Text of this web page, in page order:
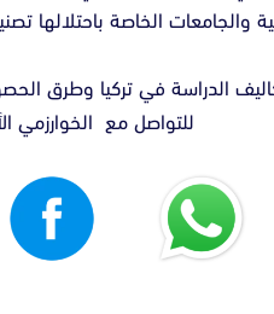
والجامعات الخاصة باحتلالها
الدراسة في تركيا وطرق
للتواصل مع الخوارزمي